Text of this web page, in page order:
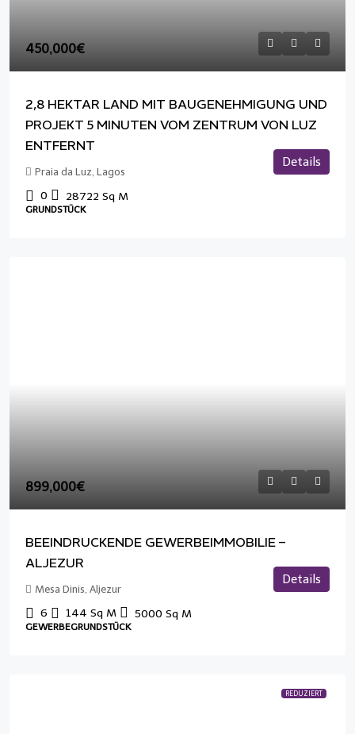
450,000€
2,8 HEKTAR LAND MIT BAUGENEHMIGUNG UND
PROJEKT 5 MINUTEN VOM ZENTRUM VON LUZ
ENTFERNT
Praia da Luz, Lagos
0 28722 Sq M
GRUNDSTÜCK
Details
899,000€
BEEINDRUCKENDE GEWERBEIMMOBILIE –
ALJEZUR
Mesa Dinis, Aljezur
6 144 Sq M 5000 Sq M
GEWERBEGRUNDSTÜCK
Details
REDUZIERT